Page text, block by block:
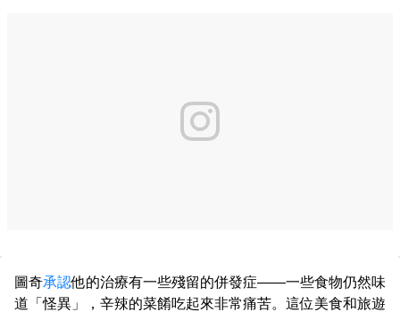
圖奇承認他的治療有一些殘留的併發症——一些食物仍然味
道「怪異」，辛辣的菜餚吃起來非常痛苦。這位美食和旅遊